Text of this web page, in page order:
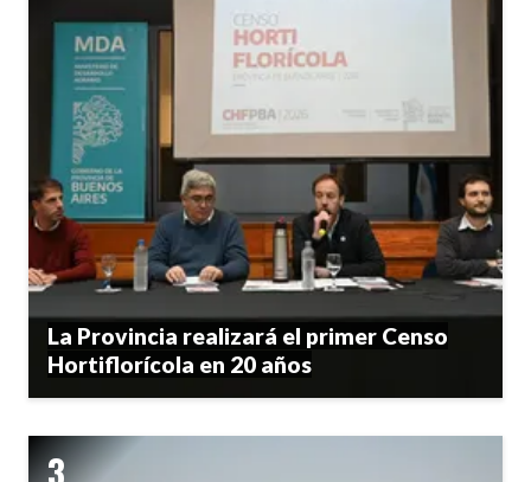
La Provincia realizará el primer Censo
Hortiflorícola en 20 años